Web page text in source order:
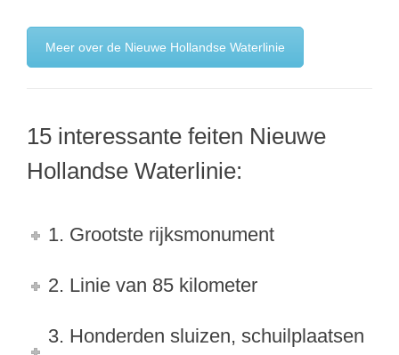
Meer over de Nieuwe Hollandse Waterlinie
15 interessante feiten Nieuwe
Hollandse Waterlinie:
1. Grootste rijksmonument
2. Linie van 85 kilometer
3. Honderden sluizen, schuilplaatsen